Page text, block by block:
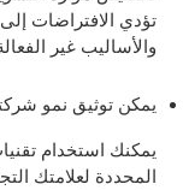
تؤدي الافتراضات
والأساليب غير
يمكن توثيق نمو
يمكنك استخدام
المحددة لعلامتك